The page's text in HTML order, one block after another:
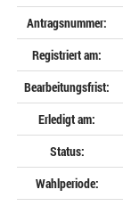
Antragsnummer:
Registriert am:
Bearbeitungsfrist:
Erledigt am:
Status:
Wahlperiode: